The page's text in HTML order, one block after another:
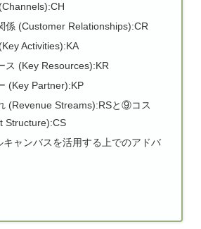
係 (Customer Relationships):CR
Activities):KA
(Key Resources):KR
(Key Partner):KP
(Revenue Streams):RSと⑨コス
Structure):CS
キャンバスを活用する上でのアドバ